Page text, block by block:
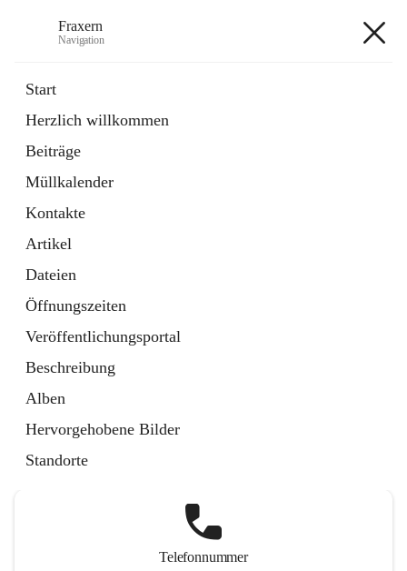
Fraxern
Navigation
Start
Herzlich willkommen
Beiträge
Müllkalender
Kontakte
Artikel
Dateien
Öffnungszeiten
Veröffentlichungsportal
Beschreibung
Alben
Hervorgehobene Bilder
Standorte
Ordner
in
Tab
Formulare
Artikel
öffnet
in
neuem
Tab
Telefonnummer